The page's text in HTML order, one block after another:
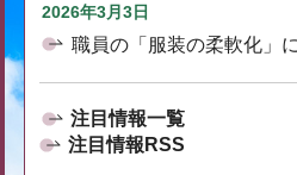
2026年3月3日
職員の「服装の柔軟化」
注目情報一覧
注目情報RSS